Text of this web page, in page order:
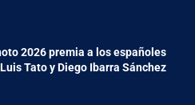
2026 premia a los españoles
Tato y Diego Ibarra Sánchez